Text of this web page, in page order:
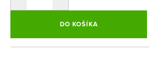
DO KOŠÍKA